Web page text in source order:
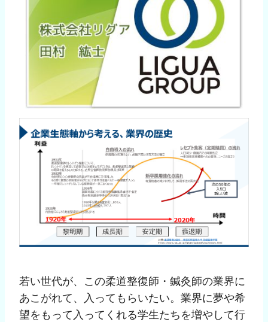
若い世代が、この柔道整復師・鍼灸師の業界に
あこがれて、入ってもらいたい。業界に夢や希
望をもって入ってくれる学生たちを増やして行